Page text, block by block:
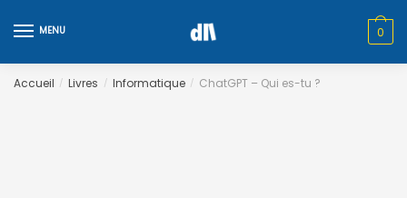
to
to
MENU 0
Accueil / Livres / Informatique / ChatGPT – Qui es-tu ?